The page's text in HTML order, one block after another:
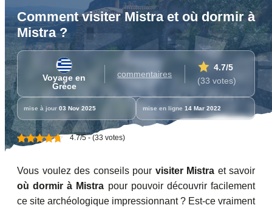
Comment visiter Mistra et où dormir à
Mistra ?
Voyage en
Grèce
commentaires
4.7/5
(33 votes)
mise à jour 03 Nov 2025 mise en ligne 14 Mar 2022
4.7/5 - (33 votes)
Vous voulez des conseils pour visiter Mistra et savoir
où dormir à Mistra pour pouvoir découvrir facilement
ce site archéologique impressionnant ? Est-ce vraiment